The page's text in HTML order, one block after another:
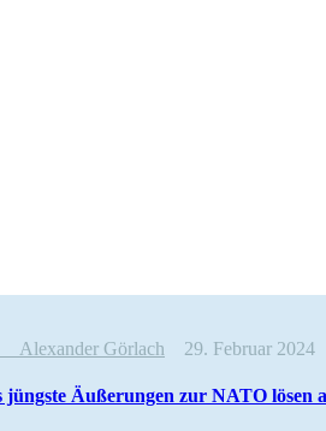
Alexander Görlach 29. Februar 2024
jüngste Äußerungen zur NATO lösen